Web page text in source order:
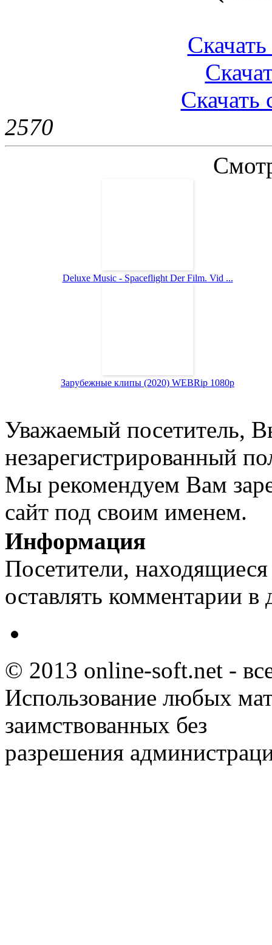
Скачать
2570
Deluxe Music - Spaceflight Der Film. Vid ...
Зарубежные клипы (2020) WEBRip 1080p
Уважаемый посетитель,
незарегистрированный
Мы рекомендуем Вам
сайт под своим именем.
Информация
Посетители,
оставлять комментарии в
© 2013 online-soft.net -
Использование любых
заимствованных без
разрешения